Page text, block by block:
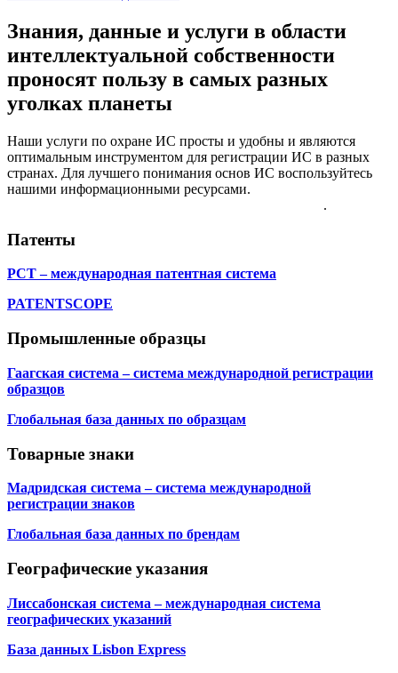
Знания, данные и услуги в области
интеллектуальной собственности
проносят пользу в самых разных
уголках планеты
Наши услуги по охране ИС просты и удобны и являются
оптимальным инструментом для регистрации ИС в разных
странах. Для лучшего понимания основ ИС воспользуйтесь
нашими информационными ресурсами.
.
Патенты
PCT – международная патентная система
PATENTSCOPE
Промышленные образцы
Гаагская система – система международной регистрации
образцов
Глобальная база данных по образцам
Товарные знаки
Мадридская система – система международной
регистрации знаков
Глобальная база данных по брендам
Географические указания
Лиссабонская система – международная система
географических указаний
База данных Lisbon Express